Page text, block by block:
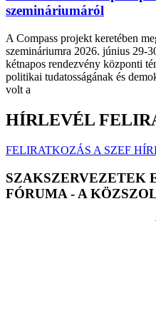
szemináriumáról
A Compass projekt keretében
szemináriumra 2026. június 29-
kétnapos rendezvény központi
politikai tudatosságának és
volt a
HÍRLEVÉL
FELIRATKOZÁS A SZEF
SZAKSZERVEZETEK
FÓRUMA - A